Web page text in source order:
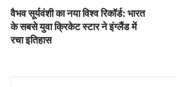
वैभव सूर्यवंशी का नया विश्व रिकॉर्ड: भारत
के सबसे युवा क्रिकेट स्टार ने इंग्लैंड में
रचा इतिहास